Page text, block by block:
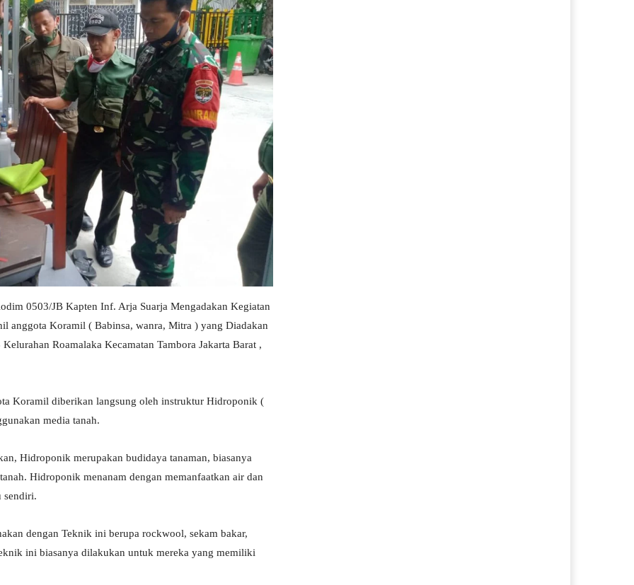
0503/JB Kapten Inf. Arja Suarja Mengadakan Kegiatan
anggota Koramil ( Babinsa, wanra, Mitra ) yang Diadakan
Roamalaka Kecamatan Tambora Jakarta Barat ,
Koramil diberikan langsung oleh instruktur Hidroponik (
media tanah.
Hidroponik merupakan budidaya tanaman, biasanya
Hidroponik menanam dengan memanfaatkan air dan
sendiri.
dengan Teknik ini berupa rockwool, sekam bakar,
ini biasanya dilakukan untuk mereka yang memiliki